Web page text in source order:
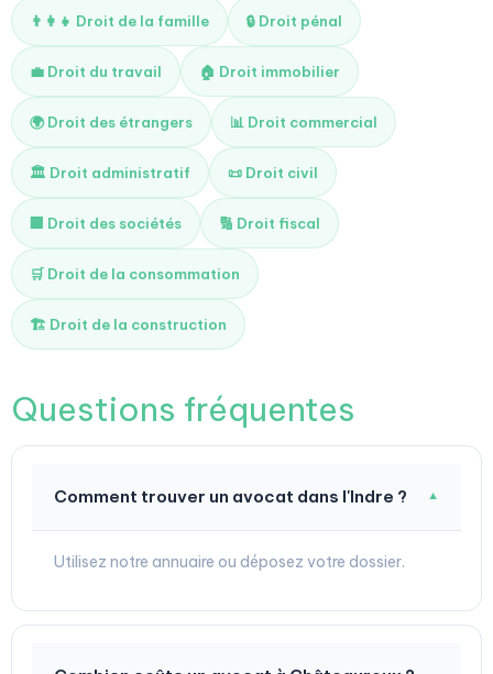
👨‍👩‍👧 Droit de la famille 🔒 Droit pénal
💼 Droit du travail 🏠 Droit immobilier
🌍 Droit des étrangers 📊 Droit commercial
🏛️ Droit administratif 📜 Droit civil
🏢 Droit des sociétés 🔢 Droit fiscal
🛒 Droit de la consommation
🏗️ Droit de la construction
Questions fréquentes
Comment trouver un avocat dans l'Indre ? ▼
Utilisez notre annuaire ou déposez votre dossier.